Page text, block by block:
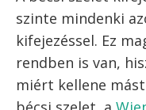
tulajdonképpen
húst rántunk, azaz
Magyarul mégis
kizárólag a
szeletre használjuk.